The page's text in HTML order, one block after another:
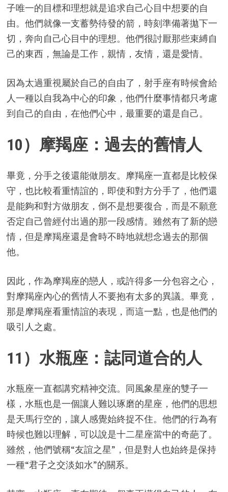
子唯一的目標和理想就是追求自己心目中想要的自
由。他們就像一支蓄勢待發的箭，時刻準備著拋下一
切，奔向自己心目中的理想。他們很討厭那些束縛自
己的東西，無論是工作，親情，友情，還是愛情。
因為太過重視屬於自己的自由了，射手座有時候會給
人一種以自我為中心的印象，他們什麼事情都只考慮
到自己的自由，在他們心中，最重要的還是自己。
10）摩羯座：過去的舊情人
畢竟，分手之後還能做朋友。摩羯座一直都是比較保
守，也比較看重情誼的，即使和對方分手了，他們還
是能夠和對方做朋友，倒不是想要復合，而是不願意
否定自己曾經付出過的那一段感情。雖然有了新的戀
情，但是摩羯座還是會時不時地就想念過去的那個
他。
因此，作為摩羯座的戀人，或許得多一分包容之心，
對摩羯座內心的舊情人不要抱有太多的異議。畢竟，
那是摩羯座看重情誼的表現，而這一點，也是他們的
吸引人之處。
11）水瓶座：誌同道合的人
水瓶座一直都講究精神交流。同風象星座的雙子一
樣，水瓶也是一個讓人難以琢磨的星座，他們的思想
是天馬行空的，讓人感覺始終捉不住。他們的行為有
時候也難以理解，可以說是十二星座當中的奇葩了。
雖然，他們號稱“友誼之星”，但是對人也始終是保持
一種“君子之交淡如水”的關系。